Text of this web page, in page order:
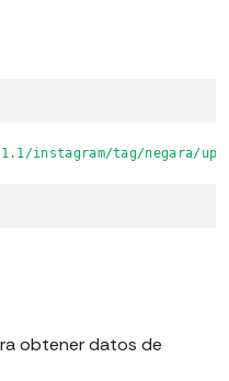
tag/negara/
obtener datos de